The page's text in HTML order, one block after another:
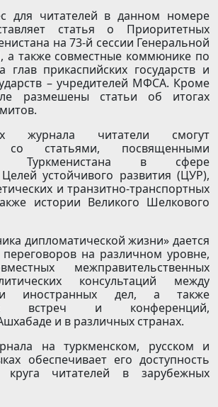
для читателей в данном номере
статья о Приоритетных
на 73-й сессии Генеральной
также совместные коммюнике по
глав прикаспийских государств и
– учредителей МФСА. Кроме
размешены статьи об итогах
журнала читатели смогут
со статьями, посвященными
Туркменистана в сфере
устойчивого развития (ЦУР),
и транзитно-транспортных
истории Великого Шелкового
дипломатической жизни» дается
на различном уровне,
межправительственных
консультаций между
иностранных дел, а также
встреч и конференций,
и в различных странах.
на туркменском, русском и
обеспечивает его доступность
читателей в зарубежных